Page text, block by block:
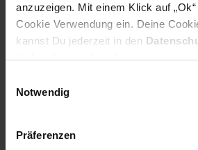
anzuzeigen. Mit einem Klick auf
Cookie Verwendung ein. Deine
kannst Du jederzeit in den
ändern bzw. widerrufen.
Notwendig
Präferenzen
Der Schminktisch "MIRANDA" vereint
und Komfort. Mit seinem einladenden